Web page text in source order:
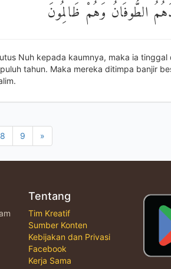
الطُّوفَانُ وَهُمْ ظَالِمُونَ
Nuh kepada kaumnya, maka ia tinggal
tahun. Maka mereka ditimpa banjir
8 9 »
Tentang
Tim Kreatif
Sumber Konten
Kebijakan dan Privasi
Facebook
Kerja Sama